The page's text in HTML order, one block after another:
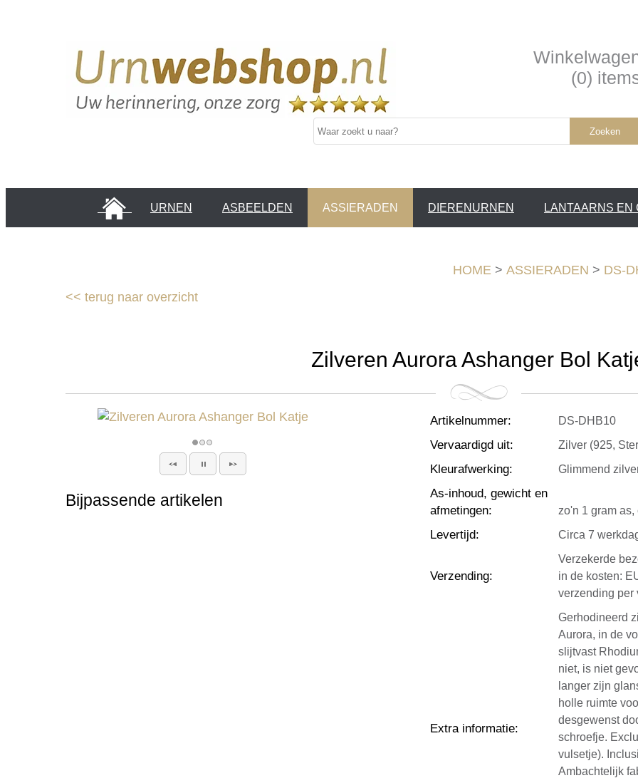
(0)
Zoeken
HOME URNEN ASBEELDEN ASSIERADEN DIERENURNEN LANTAARNS EN
HOME > ASSIERADEN > DS-
<< terug naar overzicht
Zilveren Aurora Ashanger Bol
Artikelnummer: DS-DHB10
Vervaardigd uit: Zilver (925,
Kleurafwerking: Glimmend
As-inhoud, gewicht en
afmetingen: zo'n 1 gram
Levertijd: Circa 7
Verzending:
Verzekerde
in de kosten:
verzending per
Extra informatie:
Gerhodineerd
Aurora, in de
slijtvast
niet, is niet
langer zijn
holle ruimte
desgewenst
schroefje.
vulsetje).
Ambachtelijk
Bijpassende artikelen